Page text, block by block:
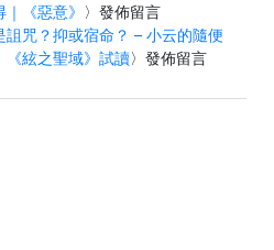
《惡意》 〉發佈留言
咒？抑或宿命？ – 小云的隨便
《絃之聖域》試讀〉發佈留言